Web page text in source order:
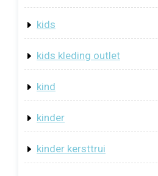
kids
kids kleding outlet
kind
kinder
kinder kersttrui